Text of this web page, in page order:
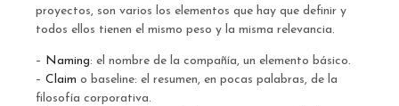
proyectos, son varios los elementos que hay que definir y
todos ellos tienen el mismo peso y la misma relevancia.
– Naming: el nombre de la compañía, un elemento básico.
– Claim o baseline: el resumen, en pocas palabras, de la
filosofía corporativa.